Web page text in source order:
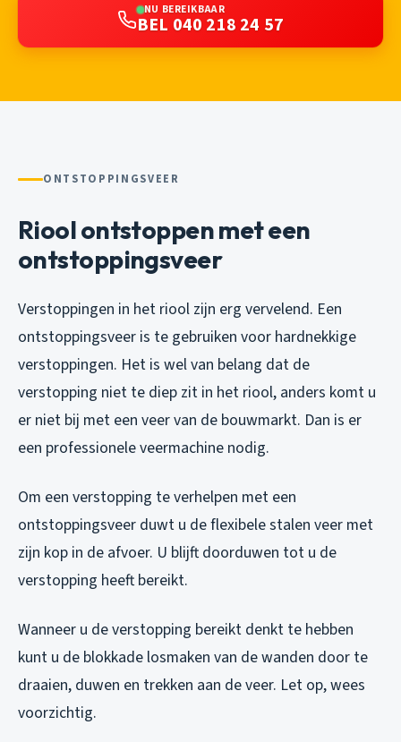
NU BEREIKBAAR
BEL 040 218 24 57
ONTSTOPPINGSVEER
Riool ontstoppen met een
ontstoppingsveer
Verstoppingen in het riool zijn erg vervelend. Een
ontstoppingsveer is te gebruiken voor hardnekkige
verstoppingen. Het is wel van belang dat de
verstopping niet te diep zit in het riool, anders komt u
er niet bij met een veer van de bouwmarkt. Dan is er
een professionele veermachine nodig.
Om een verstopping te verhelpen met een
ontstoppingsveer duwt u de flexibele stalen veer met
zijn kop in de afvoer. U blijft doorduwen tot u de
verstopping heeft bereikt.
Wanneer u de verstopping bereikt denkt te hebben
kunt u de blokkade losmaken van de wanden door te
draaien, duwen en trekken aan de veer. Let op, wees
voorzichtig.